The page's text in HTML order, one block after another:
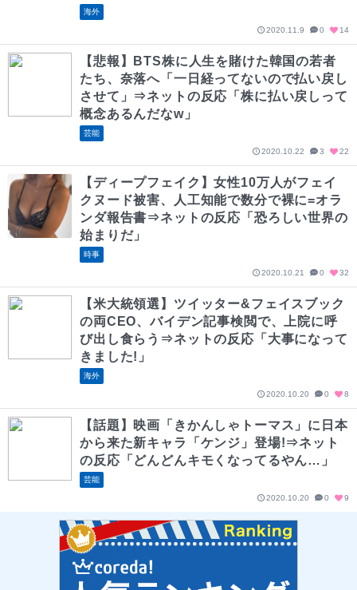
海外
2020.11.9 0 14
【悲報】BTS株に人生を賭けた韓国の若者
たち、奈落へ「一日経ってないので払い戻し
させて」⇒ネットの反応「株に払い戻しって
概念あるんだなw」
芸能
2020.10.22 3 22
【ディープフェイク】女性10万人がフェイ
クヌード被害、人工知能で数分で裸に=オラ
ンダ報告書⇒ネットの反応「恐ろしい世界の
始まりだ」
時事
2020.10.21 0 32
【米大統領選】ツイッター&フェイスブック
の両CEO、バイデン記事検閲で、上院に呼
び出し食らう⇒ネットの反応「大事になって
きました!」
海外
2020.10.20 0 8
【話題】映画「きかんしゃトーマス」に日本
から来た新キャラ「ケンジ」登場!⇒ネット
の反応「どんどんキモくなってるやん…」
芸能
2020.10.20 0 9